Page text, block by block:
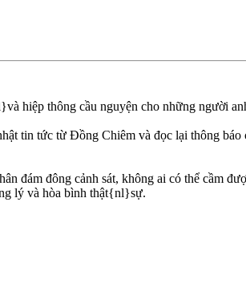
thông cầu nguyện cho những người
tin tức từ Ðồng Chiêm và đọc lại thông
đám đông cảnh sát, không ai có thể cầm
lý và hòa bình thật{nl}sự.